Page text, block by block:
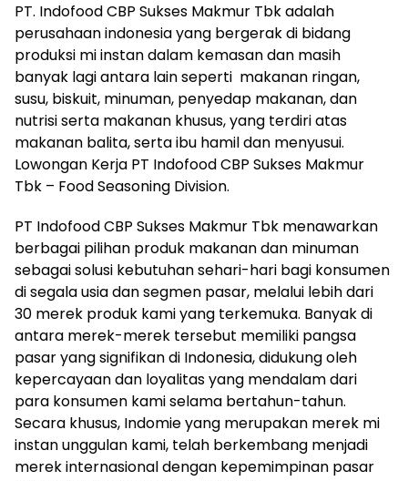
PT. Indofood CBP Sukses Makmur Tbk adalah
perusahaan indonesia yang bergerak di bidang
produksi mi instan dalam kemasan dan masih
banyak lagi antara lain seperti makanan ringan,
susu, biskuit, minuman, penyedap makanan, dan
nutrisi serta makanan khusus, yang terdiri atas
makanan balita, serta ibu hamil dan menyusui.
Lowongan Kerja PT Indofood CBP Sukses Makmur
Tbk – Food Seasoning Division.
PT Indofood CBP Sukses Makmur Tbk menawarkan
berbagai pilihan produk makanan dan minuman
sebagai solusi kebutuhan sehari-hari bagi konsumen
di segala usia dan segmen pasar, melalui lebih dari
30 merek produk kami yang terkemuka. Banyak di
antara merek-merek tersebut memiliki pangsa
pasar yang signifikan di Indonesia, didukung oleh
kepercayaan dan loyalitas yang mendalam dari
para konsumen kami selama bertahun-tahun.
Secara khusus, Indomie yang merupakan merek mi
instan unggulan kami, telah berkembang menjadi
merek internasional dengan kepemimpinan pasar